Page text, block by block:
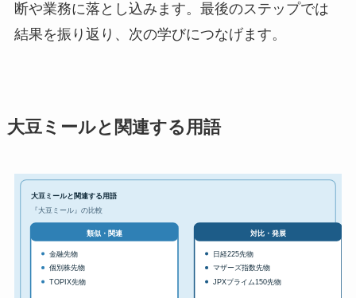
断や業務に落とし込みます。最後のステップでは
結果を振り返り、次の学びにつなげます。
大豆ミールと関連する用語
大豆ミールと関連する用語
『大豆ミール』の比較
類似・関連
金融先物
個別株先物
TOPIX先物
対比・発展
日経225先物
マザーズ指数先物
JPXプライム150先物